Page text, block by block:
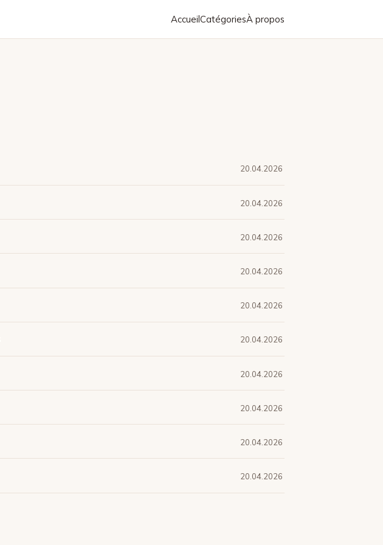
Accueil CatégoriesÀ propos
20.04.2026
20.04.2026
20.04.2026
20.04.2026
20.04.2026
20.04.2026
20.04.2026
20.04.2026
20.04.2026
20.04.2026